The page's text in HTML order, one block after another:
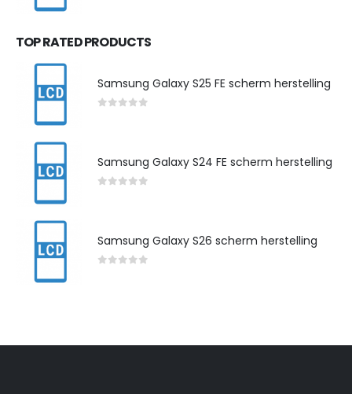
TOP RATED PRODUCTS
Samsung Galaxy S25 FE scherm herstelling
Samsung Galaxy S24 FE scherm herstelling
Samsung Galaxy S26 scherm herstelling